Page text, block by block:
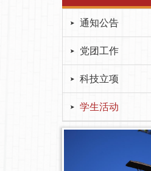
通知公告
党团工作
科技立项
学生活动